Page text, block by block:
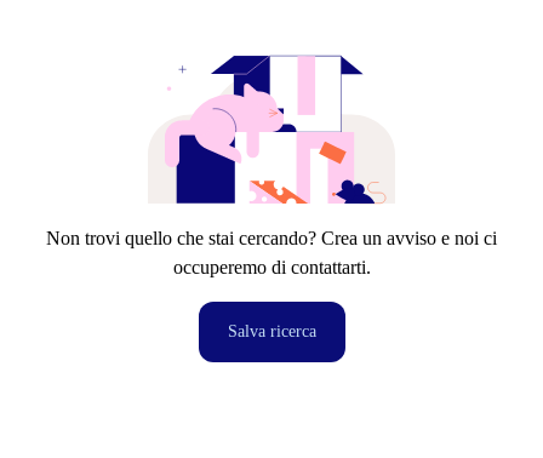
Non trovi quello che stai cercando? Crea un avviso e noi ci
occuperemo di contattarti.
Salva ricerca